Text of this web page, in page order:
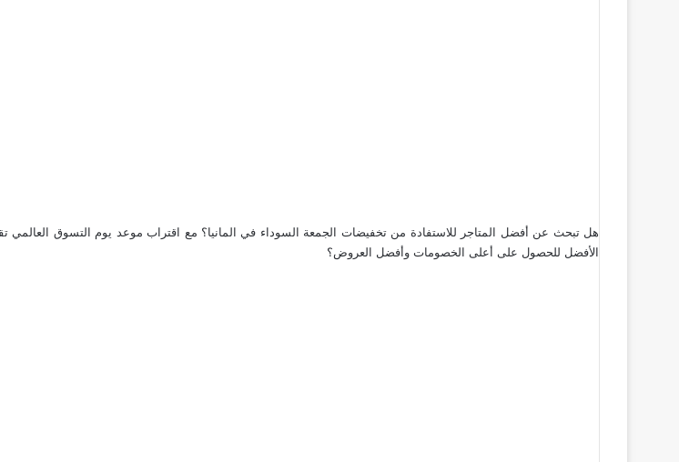
هل تبحث عن أفضل المتاجر للاستفادة من تخفيضات الجمعة السوداء في المانيا؟ مع اقتراب موعد يوم التسوق العالمي
الأفضل للحصول على أعلى الخصومات وأفضل العروض؟